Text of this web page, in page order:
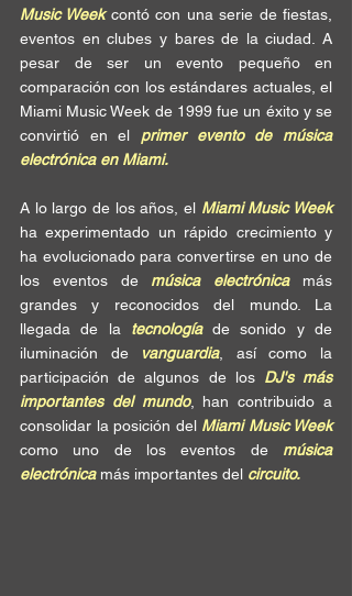
Music Week contó con una serie de fiestas,
eventos en clubes y bares de la ciudad. A
pesar de ser un evento pequeño en
comparación con los estándares actuales, el
Miami Music Week de 1999 fue un éxito y se
convirtió en el primer evento de música
electrónica en Miami.
A lo largo de los años, el
Miami Music Week
ha experimentado un rápido crecimiento y
ha evolucionado para convertirse en uno de
los eventos de música electrónica más
grandes y reconocidos del mundo. La
llegada de la tecnología de sonido y de
iluminación de
vanguardia, así como la
participación de algunos de los DJ's más
importantes del mundo, han contribuido a
consolidar la posición del Miami Music Week
como uno de los eventos de música
electrónica más importantes del circuito.